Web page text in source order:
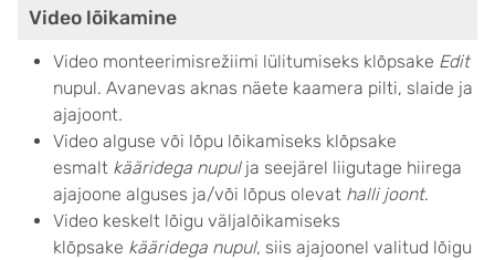
Video lõikamine
Video monteerimisrežiimi lülitumiseks klõpsake Edit
nupul. Avanevas aknas näete kaamera pilti, slaide ja
ajajoont.
Video alguse või lõpu lõikamiseks klõpsake
esmalt kääridega nupulja seejärel liigutage hiirega
ajajoone alguses ja/või lõpus olevat halli joont.
Video keskelt lõigu väljalõikamiseks
klõpsake kääridega nupul, siis ajajoonel valitud lõigu